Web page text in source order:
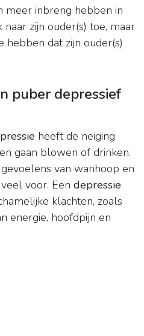
meer inbreng hebben in
zijn ouder(s) toe, maar
dat zijn ouder(s)
puber depressief
heeft de neiging
gaan blowen of drinken.
van wanhoop en
voor. Een depressie
klachten, zoals
energie, hoofdpijn en